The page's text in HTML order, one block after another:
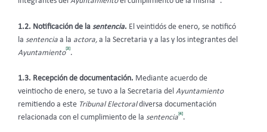
1.2. Notificación de la sentencia. El veintidós de enero, se notificó
la sentencia a la actora, a la Secretaria y a las y los integrantes del
Ayuntamiento
[3]
.
1.3. Recepción de documentación. Mediante acuerdo de
veintiocho de enero, se tuvo a la Secretaria del Ayuntamiento
remitiendo a este Tribunal Electoraldiversa documentación
relacionada con el cumplimiento de la sentencia
[4]
.